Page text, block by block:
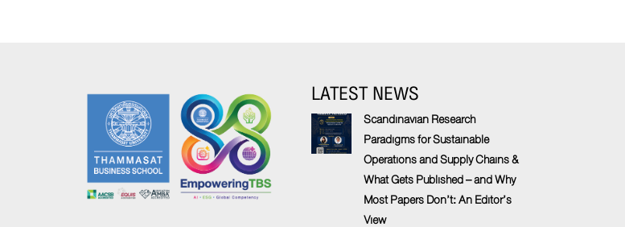
LATEST NEWS
Scandinavian Research
Paradigms for Sustainable
Operations and Supply Chains &
What Gets Published – and Why
Most Papers Don’t: An Editor’s
View